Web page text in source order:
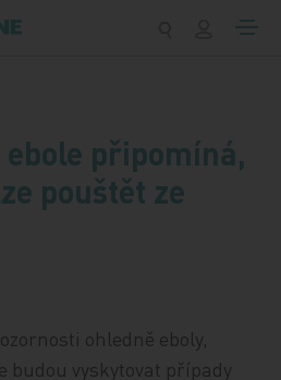
připomíná,
pouštět ze
ohledně eboly,
budou vyskytovat případy